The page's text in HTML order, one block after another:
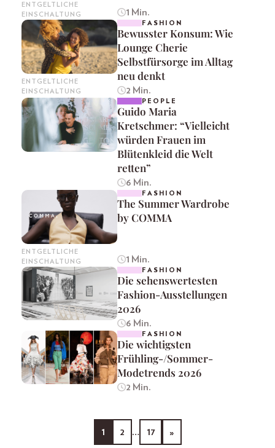
ENTGELTLICHE
EINSCHALTUNG
1 Min.
ENTGELTLICHE
EINSCHALTUNG
FASHION
Bewusster Konsum: Wie
Lounge Cherie
Selbstfürsorge im Alltag
neu denkt
2 Min.
PEOPLE
Guido Maria
Kretschmer: “Vielleicht
würden Frauen im
Blütenkleid die Welt
retten”
6 Min.
ENTGELTLICHE
EINSCHALTUNG
FASHION
The Summer Wardrobe
by COMMA
1 Min.
FASHION
Die sehenswertesten
Fashion-Ausstellungen
2026
6 Min.
FASHION
Die wichtigsten
Frühling-/Sommer-
Modetrends 2026
2 Min.
1 2 … 17 »